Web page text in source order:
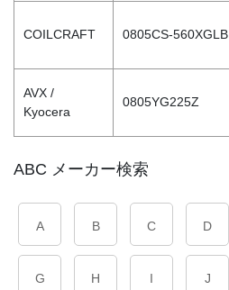
COILCRAFT 0805CS-560XGLB
AVX /
Kyocera
0805YG225Z
ABC メーカー検索
A B C D
G H I J